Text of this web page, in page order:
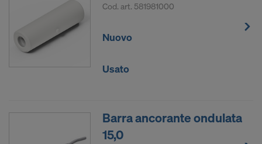
Cod. art. 581981000
Nuovo
Usato
Barra ancorante ondulata
15,0